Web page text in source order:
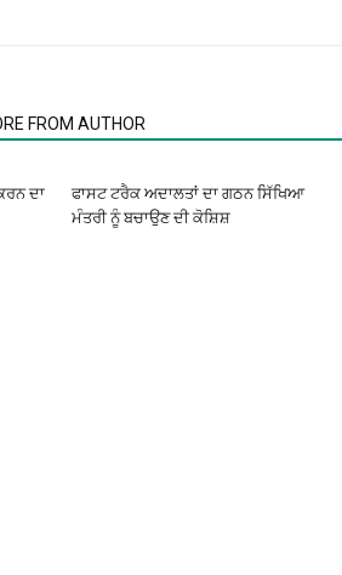
FROM AUTHOR
ਦਾ
ਫਾਸਟ ਟਰੈਕ ਅਦਾਲਤਾਂ ਦਾ ਗਠਨ ਸਿੱਖਿਆ
ਮੰਤਰੀ ਨੂੰ ਬਚਾਉਣ ਦੀ ਕੋਸ਼ਿਸ਼